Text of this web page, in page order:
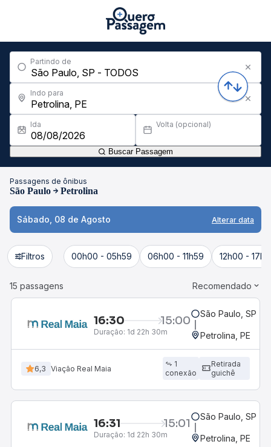
Partindo de
Indo para
Ida Volta (opcional)
Buscar Passagem
Passagens de ônibus
São Paulo Petrolina
Sábado, 08 de Agosto Alterar data
Filtros 00h00 - 05h59 06h00 - 11h59 12h00 -
15 passagens Recomendado
16:30 15:00
Duração: 1d 22h 30m
São Paulo, SP -
Petrolina, PE
6,3 Viação Real Maia
1
conexão
Retirada
guichê
16:31 15:01
Duração: 1d 22h 30m
São Paulo, SP -
Petrolina, PE